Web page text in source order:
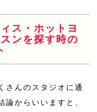
ス・ホットヨ
ンを探す時の
さんのスタジオに通
論からいいますと、